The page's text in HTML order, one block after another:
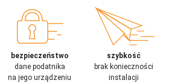
bezpieczeństwo
dane podatnika
na jego urządzeniu
szybkość
brak konieczności
instalacji